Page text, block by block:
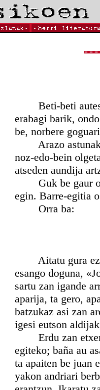
Beti-beti
erabagi barik,
be, norbere
Arazo astunak
noz-edo-bein
atseden aundija
Guk be gaur
egin. Barre-egitia
Orra ba:
Aitatu gura
esango doguna,
sartu zan igande
aparija, ta gero,
batzukaz asi zan
igesi eutson
Erdu zan
egiteko; baña au
ta apaiten be juan
yakon andriari